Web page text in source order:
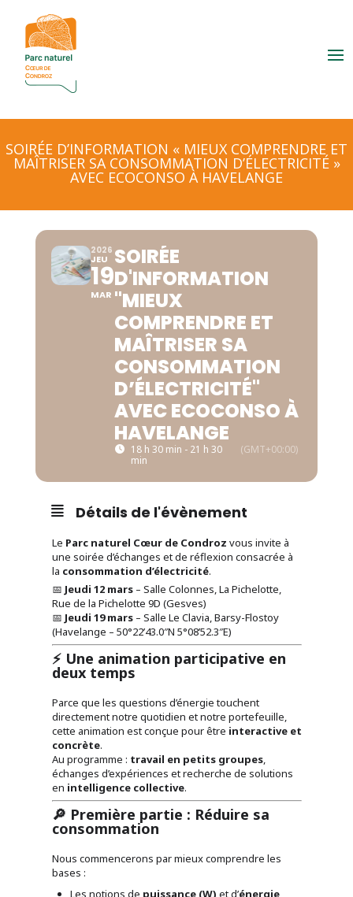
SOIRÉE D’INFORMATION « MIEUX COMPRENDRE ET
MAÎTRISER SA CONSOMMATION D’ÉLECTRICITÉ »
AVEC ECOCONSO À HAVELANGE
2026
JEU
19
MAR
SOIRÉE
D'INFORMATION
"MIEUX
COMPRENDRE ET
MAÎTRISER SA
CONSOMMATION
D’ÉLECTRICITÉ"
AVEC ECOCONSO À
HAVELANGE
18 h 30 min - 21 h 30
min
(GMT+00:00)
Détails de l'évènement
Le Parc naturel Cœur de Condroz vous invite à
une soirée d’échanges et de réflexion consacrée à
la consommation d’électricité.
📅 Jeudi 12 mars– Salle Colonnes, La Pichelotte,
Rue de la Pichelotte 9D (Gesves)
📅 Jeudi 19 mars– Salle Le Clavia, Barsy-Flostoy
(Havelange – 50°22’43.0″N 5°08’52.3″E)
⚡ Une animation participative en
deux temps
Parce que les questions d’énergie touchent
directement notre quotidien et notre portefeuille,
cette animation est conçue pour être interactive et
concrète.
Au programme : travail en petits groupes,
échanges d’expériences et recherche de solutions
en intelligence collective.
🔎 Première partie : Réduire sa
consommation
Nous commencerons par mieux comprendre les
bases :
Les notions de puissance (W) et d’énergie